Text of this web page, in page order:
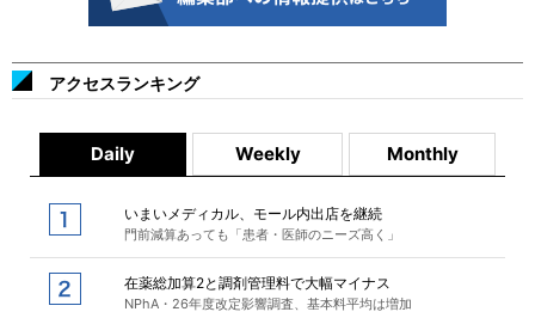
アクセスランキング
Daily Weekly Monthly
いまいメディカル、モール内出店を継続
門前減算あっても「患者・医師のニーズ高く」
在薬総加算2と調剤管理料で大幅マイナス
NPhA・26年度改定影響調査、基本料平均は増加